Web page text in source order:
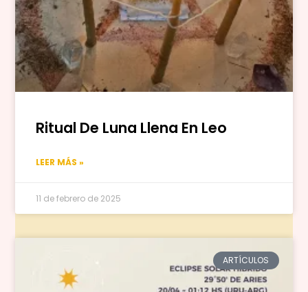
Ritual De Luna Llena En Leo
LEER MÁS »
11 de febrero de 2025
ARTÍCULOS